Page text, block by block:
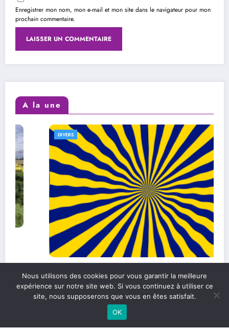
Enregistrer mon nom, mon e-mail et mon site dans le navigateur pour mon
prochain commentaire.
A la une
L’efficacité au quotidien : comment
l’améliorer dans sa vie personnelle et
professionnelle
Nous utilisons des cookies pour vous garantir la meilleure
expérience sur notre site web. Si vous continuez à utiliser ce
site, nous supposerons que vous en êtes satisfait.
OK